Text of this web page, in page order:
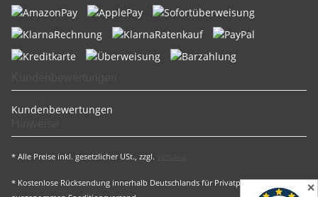
Kundenbewertungen
* Alle Preise inkl. gesetzlicher USt., zzgl.
* Kostenlose Rücksendung innerhalb Deutschlands für Privatpersonen
✕